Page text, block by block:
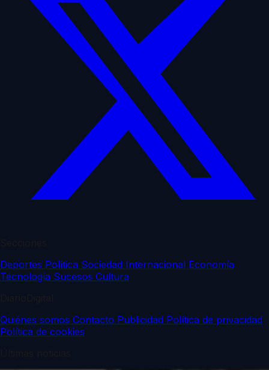
Deportes Política Sociedad Internacional Economía
Tecnología Sucesos Cultura
Quiénes somos Contacto Publicidad Política de privacidad
Política de cookies